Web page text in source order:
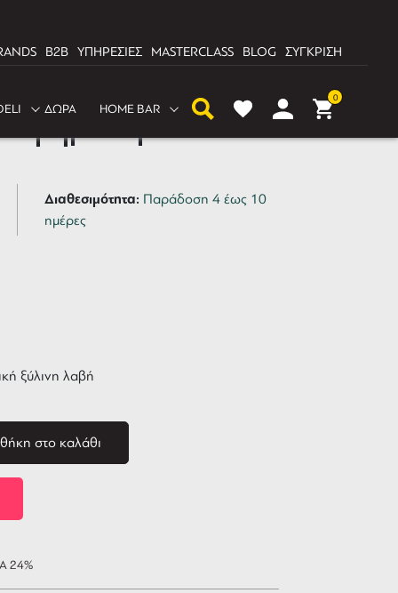
B2B ΥΠΗΡΕΣΙΕΣ MASTERCLASS BLOG ΣΥΓΚΡΙΣΗ
ΔΩΡΑ HOME BAR
0
καφέ 58mm
Διαθεσιμότητα: Παράδοση 4 έως 10
ημέρες
ξύλινη λαβή
στο καλάθι
24%